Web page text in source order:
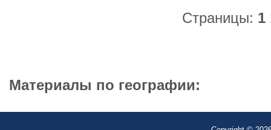
Страницы: 1
Материалы по географии: